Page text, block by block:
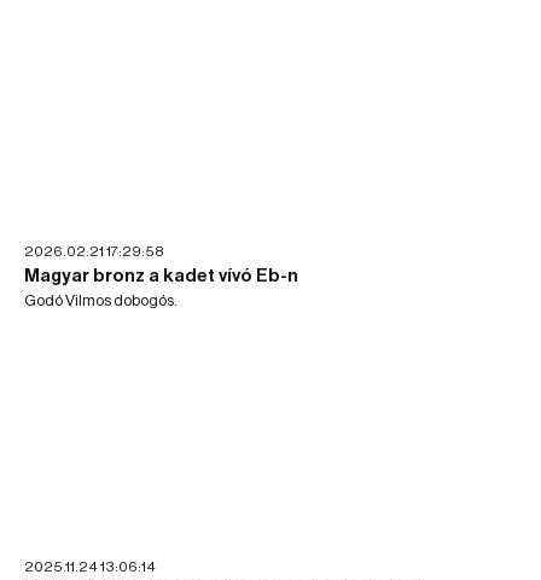
2026.02.21 17:29:58
Magyar bronz a kadet vívó Eb-n
Godó Vilmos dobogós.
2025.11.24 13:06:14